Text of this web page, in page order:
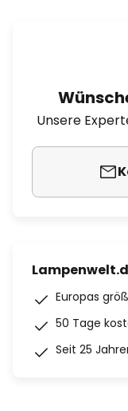
Unsere
Europas
50 Tage
Seit 25